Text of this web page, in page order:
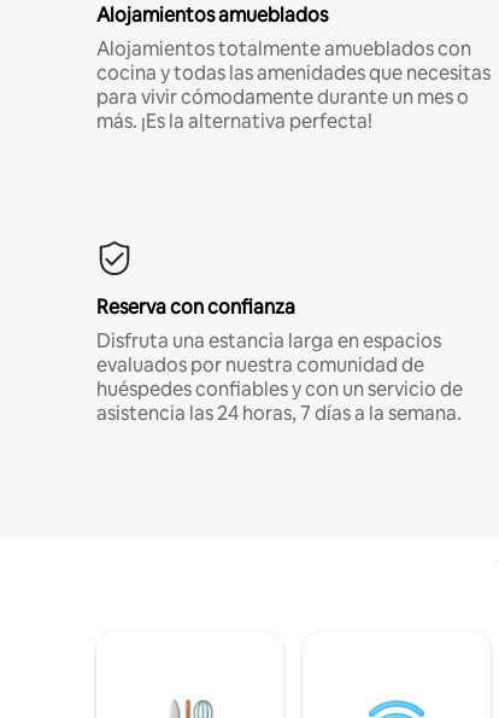
Alojamientos amueblados
Alojamientos totalmente amueblados con
cocina y todas las amenidades que necesitas
para vivir cómodamente durante un mes o
más. ¡Es la alternativa perfecta!
Reserva con confianza
Disfruta una estancia larga en espacios
evaluados por nuestra comunidad de
huéspedes confiables y con un servicio de
asistencia las 24 horas, 7 días a la semana.